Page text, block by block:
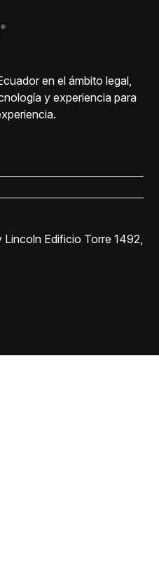
en el ámbito legal,
y experiencia para
Edificio Torre 1492,